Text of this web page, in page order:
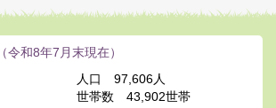
（令和8年7月末現在）
人口
97,606人
世帯数
43,902世帯